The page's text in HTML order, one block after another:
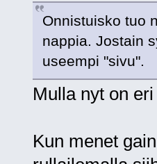
Onnistuisko tuo
nappia. Jostain
useempi "sivu".
Mulla nyt on
Kun menet